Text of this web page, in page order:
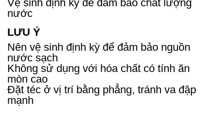
Vệ sinh định kỳ để đảm bảo chất lượng
nước
LƯU Ý
Nên vệ sinh định kỳ để đảm bảo nguồn
nước sạch
Không sử dụng với hóa chất có tính ăn
mòn cao
Đặt téc ở vị trí bằng phẳng, tránh va đập
mạnh